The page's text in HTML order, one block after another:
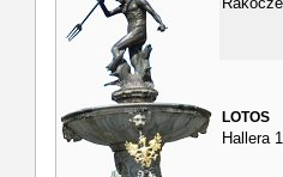
LOTOS
Hallera